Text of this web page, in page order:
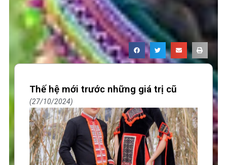
Thế hệ mới trước những giá trị cũ
27/10/2024